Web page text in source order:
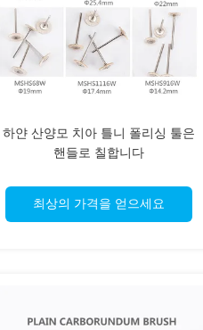
하얀 산양모 치아 틀니 폴리싱 툴은
핸들로 칠합니다
최상의 가격을 얻으세요